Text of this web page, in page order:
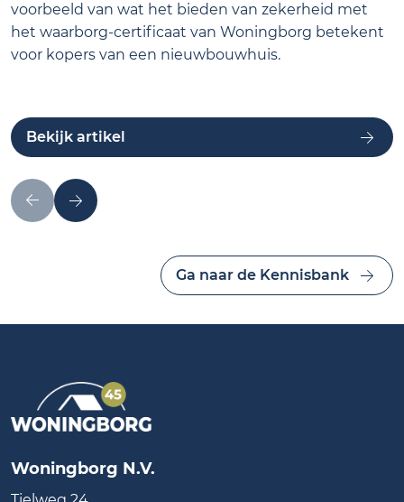
voorbeeld van wat het bieden van zekerheid met
het waarborg-certificaat van Woningborg betekent
voor kopers van een nieuwbouwhuis.
Bekijk artikel
Ga naar de Kennisbank
Woningborg N.V.